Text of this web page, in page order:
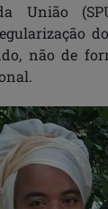
União
não de